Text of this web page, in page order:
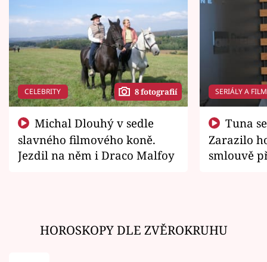
CELEBRITY 8 fotografií
slavného filmového koně.
Jezdil na něm i Draco Malfoy
SERIÁLY A
Zarazilo
smlouvě
HOROSKOPY DLE ZVĚROKRUHU